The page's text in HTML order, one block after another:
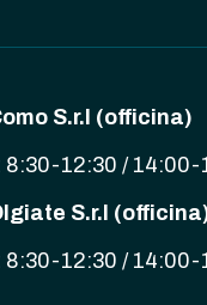
S.r.l (officina)
8:30-12:30 / 14:00-
S.r.l
8:30-12:30 / 14:00-